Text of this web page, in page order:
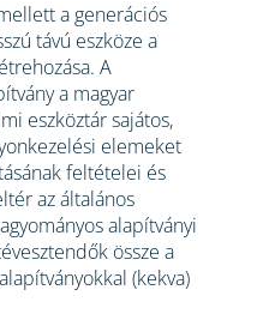
a generációs
távú eszköze a
A
a magyar
eszköztár sajátos,
elemeket
feltételei és
az általános
alapítványi
össze a
(kekva)